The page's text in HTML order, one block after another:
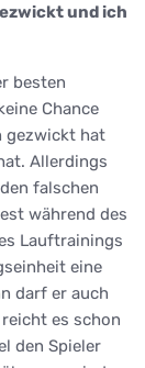
und ich
besten
Chance
gezwickt hat
Allerdings
falschen
während des
Lauftrainings
eine
darf er auch
es schon
den Spieler